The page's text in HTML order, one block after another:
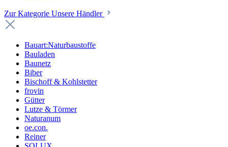
Zur Kategorie Unsere Händler
Bauart:Naturbaustoffe
Bauladen
Baunetz
Biber
Bischoff & Kohlstetter
frovin
Gütter
Lutze & Törmer
Naturanum
oe.con.
Reiner